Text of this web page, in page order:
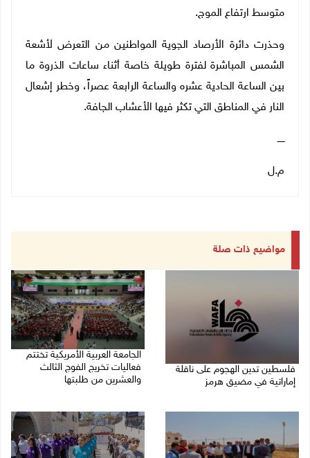
متوسط ارتفاع الموج.
وحذرت دائرة الأرصاد الجوية المواطنين من التعرض لأشعة
الشمس المباشرة لفترة طويلة خاصة أثناء ساعات الذروة ما
بين الساعة الحادية عشره والساعة الرابعة عصراً، وخطر إشعال
النار في المناطق التي تكثر فيها الأعشاب الجافة.
ـــــ
م.ل
مواضيع ذات صلة
فلسطين تدين الهجوم على ناقلة
إماراتية في مضيق هرمز
الجامعة العربية الأمريكية تختتم
فعاليات تخريج الفوج الثالث
والعشرين من طلبتها